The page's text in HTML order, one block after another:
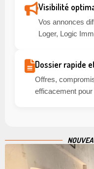
Visibilité
Vos annonces
Loger, Logic
Dossier rapide
Offres,
efficacement